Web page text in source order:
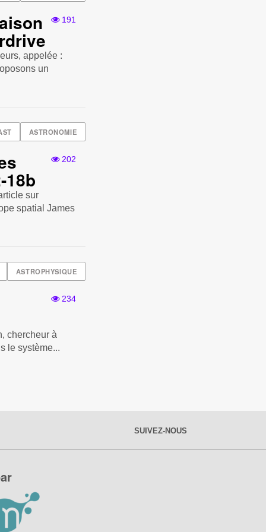
191
appelée :
un
ASTRONOMIE
202
18b
sur
spatial James
ASTROPHYSIQUE
234
chercheur à
le système...
SUIVEZ-NOUS